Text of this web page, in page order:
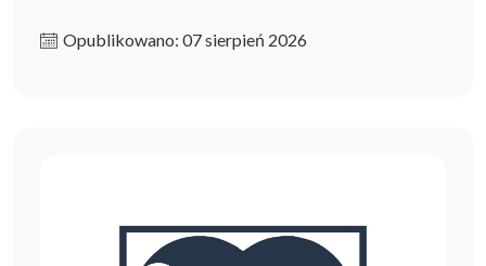
Opublikowano: 07 sierpień 2026